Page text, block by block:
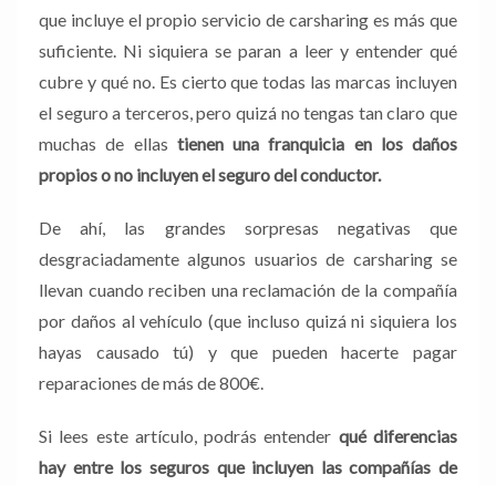
que incluye el propio servicio de carsharing es más que
suficiente. Ni siquiera se paran a leer y entender qué
cubre y qué no. Es cierto que todas las marcas incluyen
el seguro a terceros, pero quizá no tengas tan claro que
muchas de ellas tienen una franquicia en los daños
propios o no incluyen el seguro del conductor.
De ahí, las grandes sorpresas negativas que
desgraciadamente algunos usuarios de carsharing se
llevan cuando reciben una reclamación de la compañía
por daños al vehículo (que incluso quizá ni siquiera los
hayas causado tú) y que pueden hacerte pagar
reparaciones de más de 800€.
Si lees este artículo, podrás entender qué diferencias
hay entre los seguros que incluyen las compañías de